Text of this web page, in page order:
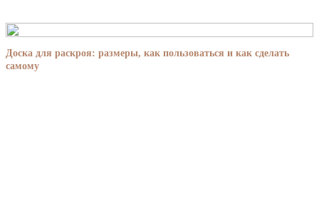
Доска для раскроя: размеры, как пользоваться и как сделать
самому